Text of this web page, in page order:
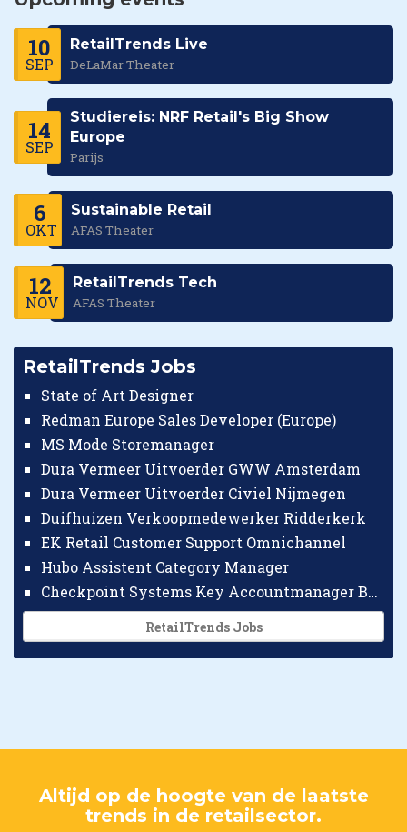
10
SEP
RetailTrends Live
DeLaMar Theater
14
SEP
Studiereis: NRF Retail's Big Show
Europe
Parijs
6
OKT
Sustainable Retail
AFAS Theater
12
NOV
RetailTrends Tech
AFAS Theater
RetailTrends Jobs
State of Art Designer
Redman Europe Sales Developer (Europe)
MS Mode Storemanager
Dura Vermeer Uitvoerder GWW Amsterdam
Dura Vermeer Uitvoerder Civiel Nijmegen
Duifhuizen Verkoopmedewerker Ridderkerk
EK Retail Customer Support Omnichannel
Hubo Assistent Category Manager
Checkpoint Systems Key Accountmanager Benelux
RetailTrends Jobs
Altijd op de hoogte van de laatste
trends in de retailsector.